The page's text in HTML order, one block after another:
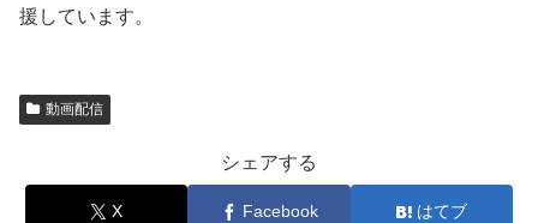
援しています。
動画配信
シェアする
X Facebook はてブ